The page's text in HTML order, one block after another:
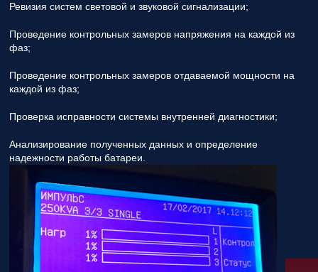
Ревизия систем световой и звуковой сигнализации;
Проведение контрольных замеров напряжения на каждой из
фаз;
Проведение контрольных замеров отдаваемой мощности на
каждой из фаз;
Проверка исправности системы внутренней диагностики;
Анализирование полученных данных и определение
надежности работы батареи.